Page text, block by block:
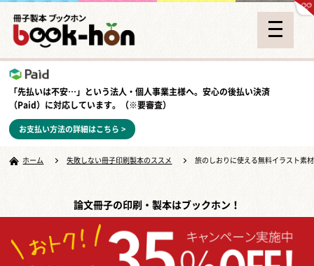
「先払いは不安…」という法人・個人事業主様へ。安心の後払い決済
（Paid） に対応しています。（※要審査）
お支払い方法の詳細はこちら >
ホーム 失敗しない冊子印刷製本のススメ 旅のしおりに使える無料イラスト素
論文冊子の印刷・製本はブックホン！